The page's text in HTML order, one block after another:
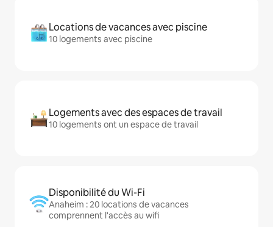
Locations de vacances avec piscine
10 logements avec piscine
Logements avec des espaces de travail
10 logements ont un espace de travail
Disponibilité du Wi-Fi
Anaheim : 20 locations de vacances
comprennent l'accès au wifi